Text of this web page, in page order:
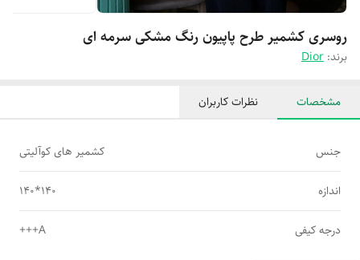
روسری کشمیر طرح پاپیون رنگ مشکی سرمه ای
برند: Dior
مشخصات نظرات کاربران
جنس کشمیر های کوآلیتی
اندازه 140*140
درجه کیفی A+++